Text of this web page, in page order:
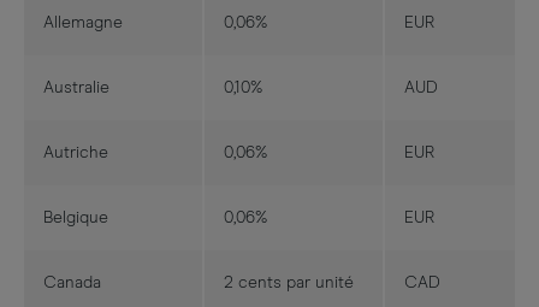
Allemagne 0,06% EUR
Australie 0,10% AUD
Autriche 0,06% EUR
Belgique 0,06% EUR
Canada 2 cents par unité CAD